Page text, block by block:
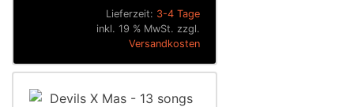
Lieferzeit: 3-4 Tage
inkl. 19 % MwSt. zzgl.
Versandkosten